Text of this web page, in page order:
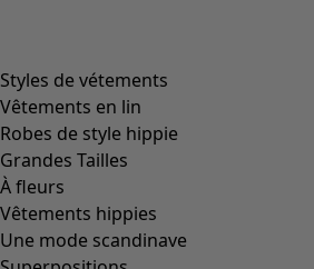
Styles de vétements
Vêtements en lin
Robes de style hippie
Grandes Tailles
À fleurs
Vêtements hippies
Une mode scandinave